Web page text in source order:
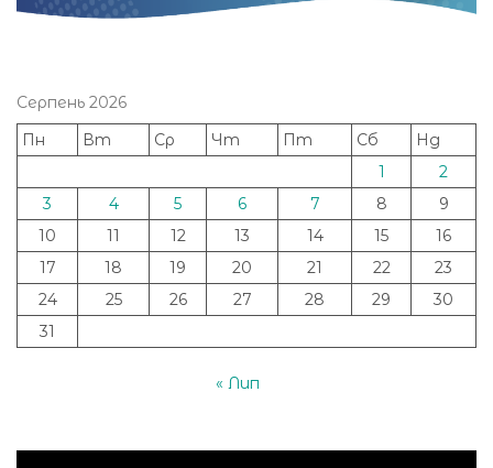
Серпень 2026
Пн
Вт Ср Чт Пт Сб
Нд
1
2
3
4 5 6 7 8
9
10
11 12 13 14 15
16
17
18 19 20 21 22
23
24
25 26 27 28 29
30
31
« Лип